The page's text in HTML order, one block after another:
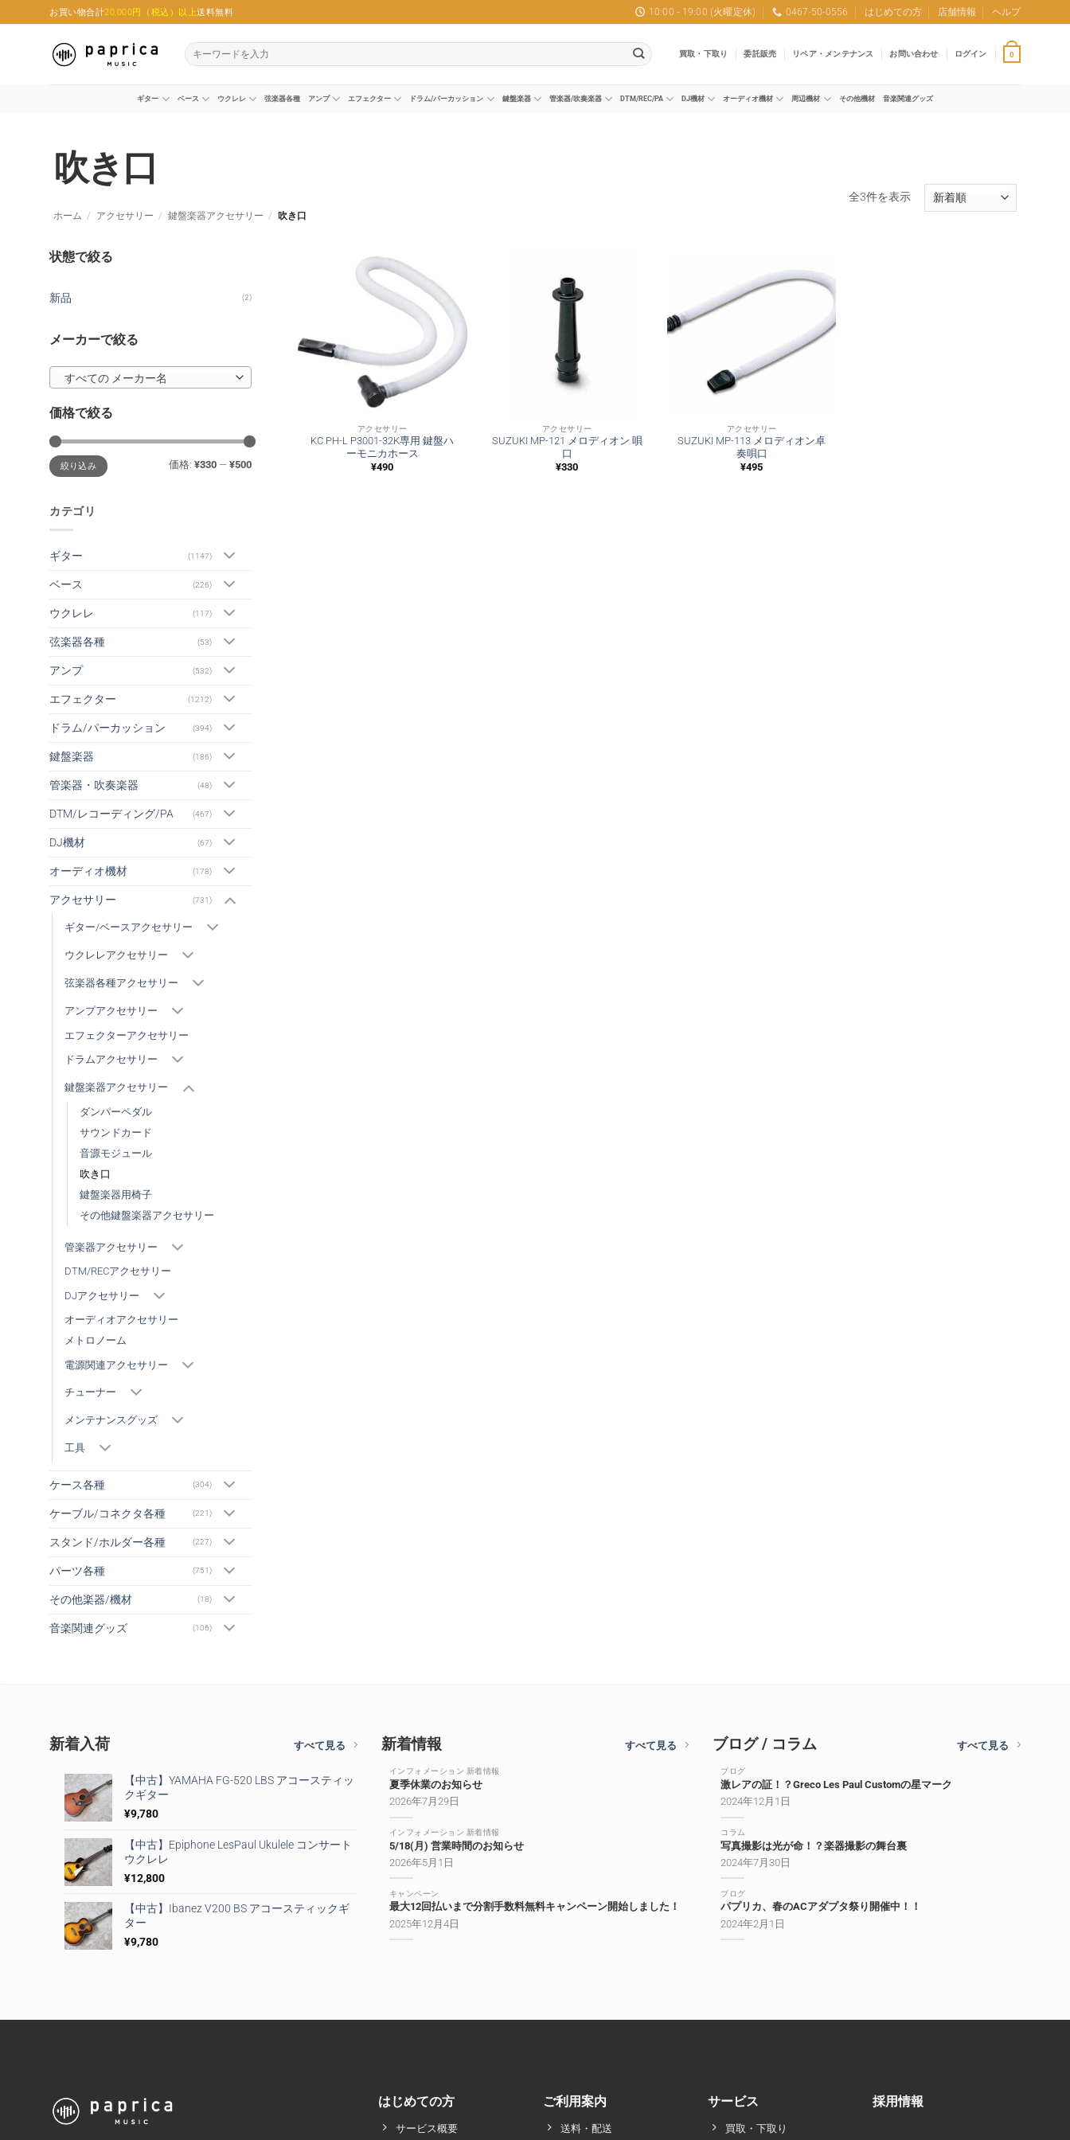
to
お買い物合計20,000円（税込）以上送料無料 10:00 - 19:00 (火曜定休) 0467-50-0556 はじめての方 店舗情報 ヘルプ
検
索
買取・下取り 委託販売 リペア・メンテナンス お問い合わせ ログイン 0
ギター ベース ウクレレ 弦楽器各種 アンプ エフェクター ドラム/パーカッション 鍵盤楽器 管楽器/吹奏楽器 DTM/REC/PA DJ機材 オーディオ機材 周辺機材 その他機材 音楽関連グッズ
吹き口
ホーム / アクセサリー / 鍵盤楽器アクセサリー / 吹き口
全3件を表示新
状態で絞る
新品 (2)
メーカーで絞る
すべての メーカー名
価格で絞る
最
低
価
最
高
価
絞り込み 価格: ¥330— ¥500
カテゴリ
ギター (1147)
ベース (226)
ウクレレ (117)
弦楽器各種 (53)
アンプ (532)
エフェクター (1212)
ドラム/パーカッション (394)
鍵盤楽器 (186)
管楽器・吹奏楽器 (48)
DTM/レコーディング/PA (467)
DJ機材 (67)
オーディオ機材 (178)
アクセサリー (731)
ギター/ベースアクセサリー
ウクレレアクセサリー
弦楽器各種アクセサリー
アンプアクセサリー
エフェクターアクセサリー
ドラムアクセサリー
鍵盤楽器アクセサリー
ダンパーペダル
サウンドカード
音源モジュール
吹き口
鍵盤楽器用椅子
その他鍵盤楽器アクセサリー
管楽器アクセサリー
DTM/RECアクセサリー
DJアクセサリー
オーディオアクセサリー
メトロノーム
電源関連アクセサリー
チューナー
メンテナンスグッズ
工具
ケース各種 (304)
ケーブル/コネクタ各種 (221)
スタンド/ホルダー各種 (227)
パーツ各種 (751)
その他楽器/機材 (18)
音楽関連グッズ (106)
アクセサリー
KC PH-L P3001-32K専用 鍵盤ハ
ーモニカホース
¥490
アクセサリー
SUZUKI MP-121 メロディオン 唄
口
¥330
アクセサリー
SUZUKI MP-113 メロディオン卓
奏唄口
¥495
新着入荷 すべて見る
【中古】YAMAHA FG-520 LBS アコースティッ
クギター
¥9,780
【中古】Epiphone LesPaul Ukulele コンサート
ウクレレ
¥12,800
【中古】Ibanez V200 BS アコースティックギ
ター
¥9,780
新着情報 すべて見る
インフォメーション 新着情報
夏季休業のお知らせ
2026年7月29日
インフォメーション 新着情報
5/18(月) 営業時間のお知らせ
2026年5月1日
キャンペーン
最大12回払いまで分割手数料無料キャンペーン開始しました！
2025年12月4日
ブログ / コラム すべて見る
ブログ
激レアの証！？Greco Les Paul Customの星マーク
2024年12月1日
コラム
写真撮影は光が命！？楽器撮影の舞台裏
2024年7月30日
ブログ
パプリカ、春のACアダプタ祭り開催中！！
2024年2月1日
はじめての方
サービス概要
ご利用案内
送料・配送
サービス
買取・下取り
採用情報